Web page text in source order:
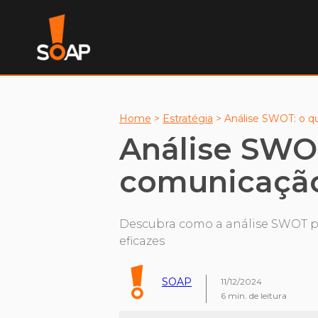
Home > Estratégia > Análise SWOT: o
Análise
Descubra como a análise SWOT
eficazes
SOAP
11/12/2024
6 min. de leitura